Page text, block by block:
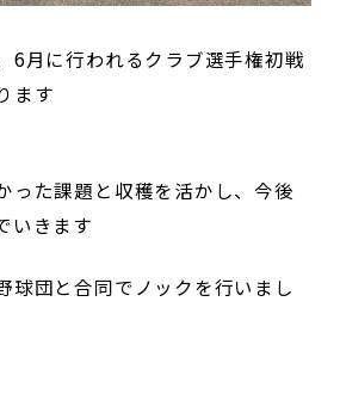
6月に行われるクラブ選手権初戦
ます
った課題と収穫を活かし、今後
いきます
球団と合同でノックを行いまし